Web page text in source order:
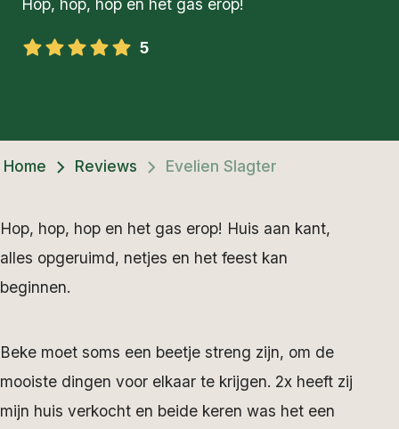
Hop, hop, hop en het gas erop!
5
Home Reviews Evelien Slagter
Hop, hop, hop en het gas erop! Huis aan kant,
alles opgeruimd, netjes en het feest kan
beginnen.
Beke moet soms een beetje streng zijn, om de
mooiste dingen voor elkaar te krijgen. 2x heeft zij
mijn huis verkocht en beide keren was het een